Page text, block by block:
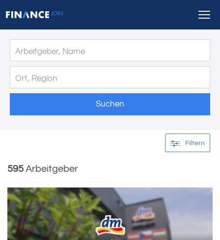
Suchen
Filtern
595 Arbeitgeber